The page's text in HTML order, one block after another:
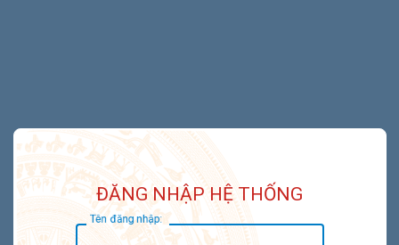
ĐĂNG NHẬP HỆ THỐNG
Tên đăng nhập: